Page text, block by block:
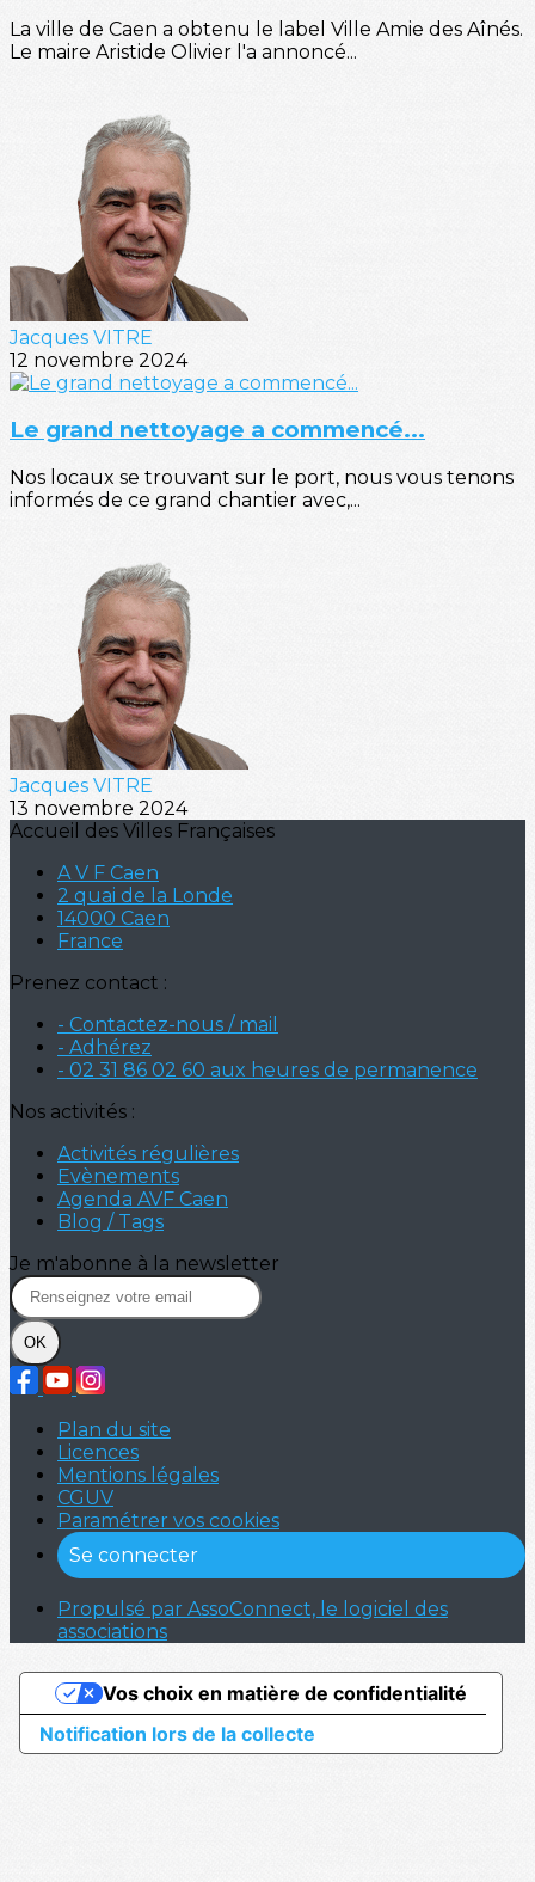
La ville de Caen a obtenu le label Ville Amie des Aînés.
Le maire Aristide Olivier l'a annoncé...
Jacques VITRE
12 novembre 2024
Le grand nettoyage a commencé...
Nos locaux se trouvant sur le port, nous vous tenons
informés de ce grand chantier avec,...
Jacques VITRE
13 novembre 2024
Accueil des Villes Françaises
A V F Caen
2 quai de la Londe
14000 Caen
France
Prenez contact :
- Contactez-nous / mail
- Adhérez
- 02 31 86 02 60 aux heures de permanence
Nos activités :
Activités régulières
Evènements
Agenda AVF Caen
Blog / Tags
Je m'abonne à la newsletter
OK
Plan du site
Licences
Mentions légales
CGUV
Paramétrer vos cookies
Se connecter
Propulsé par AssoConnect, le logiciel des
associations
Notification lors de la collecte
Vos choix en matière de confidentialité